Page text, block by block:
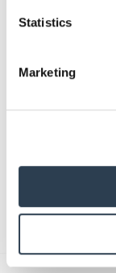
Identify
Find out more
and set your
provide social
provided to
Weitere
Statistics
Marketing